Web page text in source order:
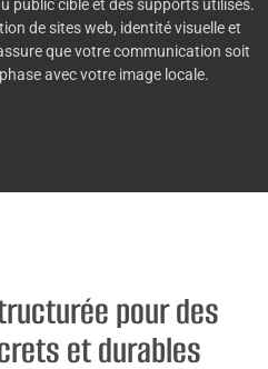
public cible et des supports utilisés.
de sites web, identité visuelle et
que votre communication soit
avec votre image locale.
pour des
et durables